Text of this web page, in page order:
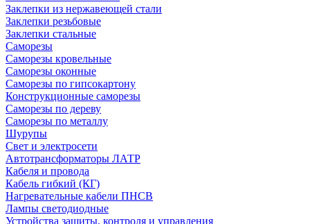
Заклепки из нержавеющей стали
Заклепки резьбовые
Заклепки стальные
Саморезы
Саморезы кровельные
Саморезы оконные
Саморезы по гипсокартону
Конструкционные саморезы
Саморезы по дереву
Саморезы по металлу
Шурупы
Свет и электросети
Автотрансформаторы ЛАТР
Кабеля и провода
Кабель гибкий (КГ)
Нагревательные кабели ПНСВ
Лампы светодиодные
Устройства защиты, контроля и управления